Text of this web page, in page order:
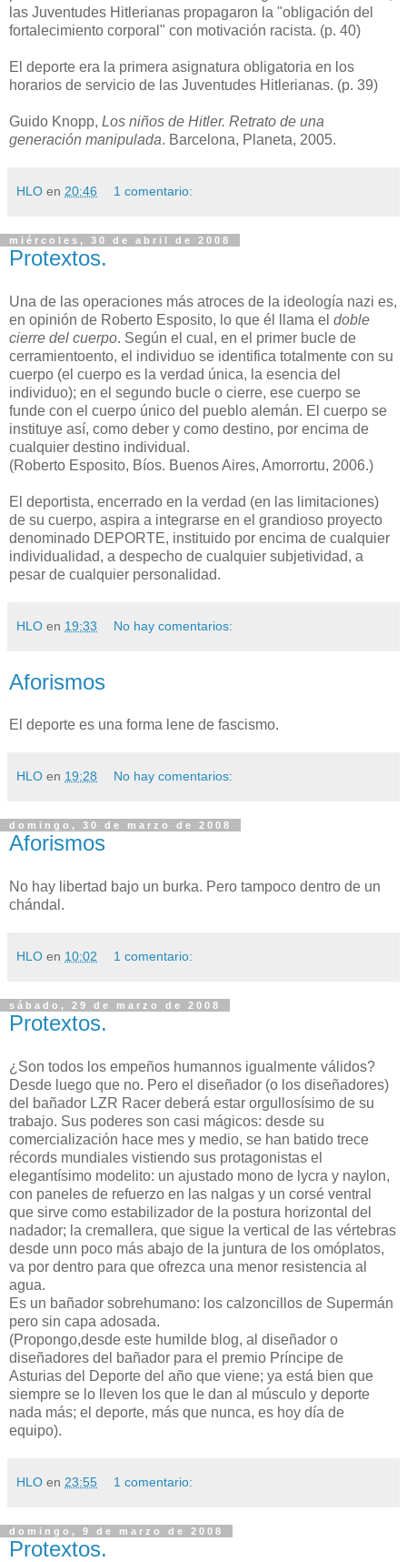
las Juventudes Hitlerianas propagaron la "obligación del
fortalecimiento corporal" con motivación racista. (p. 40)
El deporte era la primera asignatura obligatoria en los
horarios de servicio de las Juventudes Hitlerianas. (p. 39)
Guido Knopp, Los niños de Hitler. Retrato de una
generación manipulada. Barcelona, Planeta, 2005.
HLO en 20:46 1 comentario:
miércoles, 30 de abril de 2008
Protextos.
Una de las operaciones más atroces de la ideología nazi es,
en opinión de Roberto Esposito, lo que él llama el doble
cierre del cuerpo. Según el cual, en el primer bucle de
cerramientoento, el individuo se identifica totalmente con su
cuerpo (el cuerpo es la verdad única, la esencia del
individuo); en el segundo bucle o cierre, ese cuerpo se
funde con el cuerpo único del pueblo alemán. El cuerpo se
instituye así, como deber y como destino, por encima de
cualquier destino individual.
(Roberto Esposito, Bíos. Buenos Aires, Amorrortu, 2006.)
El deportista, encerrado en la verdad (en las limitaciones)
de su cuerpo, aspira a integrarse en el grandioso proyecto
denominado DEPORTE, instituido por encima de cualquier
individualidad, a despecho de cualquier subjetividad, a
pesar de cualquier personalidad.
HLO en 19:33 No hay comentarios:
Aforismos
El deporte es una forma lene de fascismo.
HLO en 19:28 No hay comentarios:
domingo, 30 de marzo de 2008
Aforismos
No hay libertad bajo un burka. Pero tampoco dentro de un
chándal.
HLO en 10:02 1 comentario:
sábado, 29 de marzo de 2008
Protextos.
¿Son todos los empeños humannos igualmente válidos?
Desde luego que no. Pero el diseñador (o los diseñadores)
del bañador LZR Racer deberá estar orgullosísimo de su
trabajo. Sus poderes son casi mágicos: desde su
comercialización hace mes y medio, se han batido trece
récords mundiales vistiendo sus protagonistas el
elegantísimo modelito: un ajustado mono de lycra y naylon,
con paneles de refuerzo en las nalgas y un corsé ventral
que sirve como estabilizador de la postura horizontal del
nadador; la cremallera, que sigue la vertical de las vértebras
desde unn poco más abajo de la juntura de los omóplatos,
va por dentro para que ofrezca una menor resistencia al
agua.
Es un bañador sobrehumano: los calzoncillos de Supermán
pero sin capa adosada.
(Propongo,desde este humilde blog, al diseñador o
diseñadores del bañador para el premio Príncipe de
Asturias del Deporte del año que viene; ya está bien que
siempre se lo lleven los que le dan al músculo y deporte
nada más; el deporte, más que nunca, es hoy día de
equipo).
HLO en 23:55 1 comentario:
domingo, 9 de marzo de 2008
Protextos.